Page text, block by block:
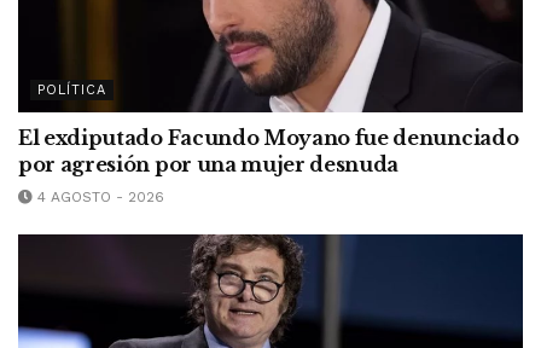
POLÍTICA
El exdiputado Facundo Moyano fue denunciado
por agresión por una mujer desnuda
4 AGOSTO - 2026